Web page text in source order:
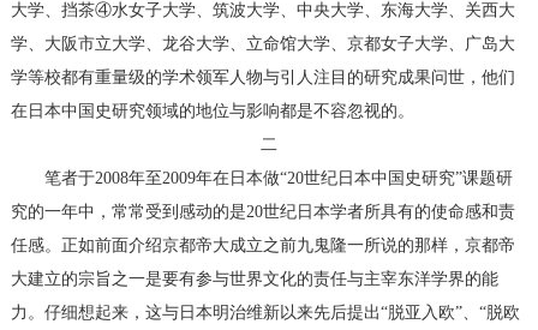
大学、挡茶④水女子大学、筑波大学、中央大学、东海大学、关西大
学、大阪市立大学、龙谷大学、立命馆大学、京都女子大学、广岛大
学等校都有重量级的学术领军人物与引人注目的研究成果问世，他们
在日本中国史研究领域的地位与影响都是不容忽视的。
二
笔者于2008年至2009年在日本做“20世纪日本中国史研究”课题研
究的一年中，常常受到感动的是20世纪日本学者所具有的使命感和责
任感。正如前面介绍京都帝大成立之前九鬼隆一所说的那样，京都帝
大建立的宗旨之一是要有参与世界文化的责任与主宰东洋学界的能
力。仔细想起来，这与日本明治维新以来先后提出“脱亚入欧”、“脱欧